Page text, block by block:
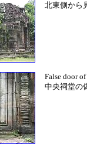
北東側から
False door
中央祠堂の